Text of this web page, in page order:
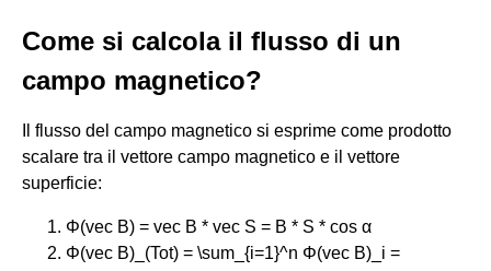
Come si calcola il flusso di un
campo magnetico?
Il flusso del campo magnetico si esprime come prodotto
scalare tra il vettore campo magnetico e il vettore
superficie:
Φ(vec B) = vec B * vec S = B * S * cos α
Φ(vec B)_(Tot) = \sum_{i=1}^n Φ(vec B)_i =